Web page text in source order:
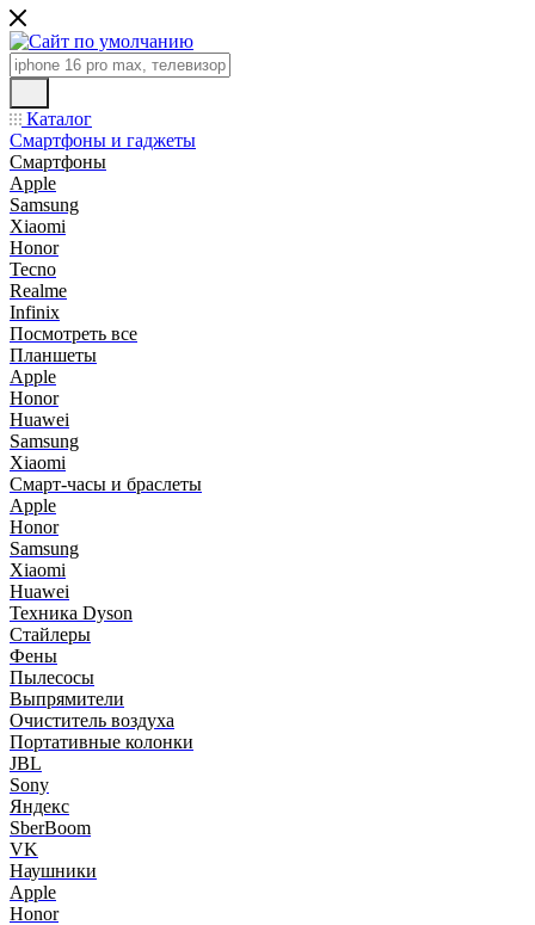
Каталог
Смартфоны и гаджеты
Смартфоны
Apple
Samsung
Xiaomi
Honor
Tecno
Realme
Infinix
Посмотреть все
Планшеты
Apple
Honor
Huawei
Samsung
Xiaomi
Смарт-часы и браслеты
Apple
Honor
Samsung
Xiaomi
Huawei
Техника Dyson
Стайлеры
Фены
Пылесосы
Выпрямители
Очиститель воздуха
Портативные колонки
JBL
Sony
Яндекс
SberBoom
VK
Наушники
Apple
Honor